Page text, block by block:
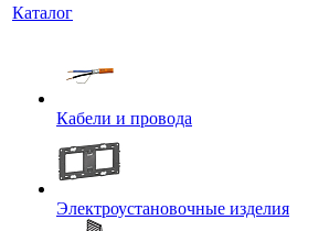
Каталог
Кабели и провода
Электроустановочные изделия